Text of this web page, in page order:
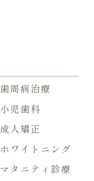
成人矯正
歯周病治療
ホワイトニング
小児歯科
マタニティ診療